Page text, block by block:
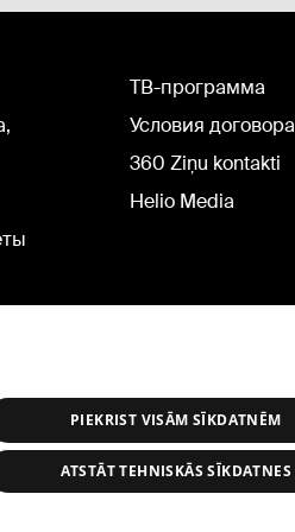
TВ-программа
Условия договора
360 Ziņu kontakti
Helio Media
PIEKRIST VISĀM SĪKDATNĒM
ATSTĀT TEHNISKĀS SĪKDATNES